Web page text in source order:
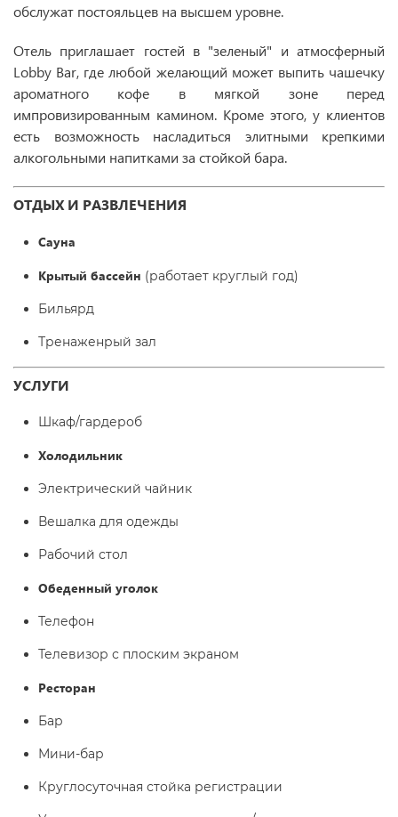
обслужат постояльцев на высшем уровне.
Отель приглашает гостей в "зеленый" и атмосферный
Lobby Bar, где любой желающий может выпить чашечку
ароматного кофе в мягкой зоне перед
импровизированным камином. Кроме этого, у клиентов
есть возможность насладиться элитными крепкими
алкогольными напитками за стойкой бара.
ОТДЫХ И РАЗВЛЕЧЕНИЯ
Сауна
Крытый бассейн (работает круглый год)
Бильярд
Тренаженрый зал
УСЛУГИ
Шкаф/гардероб
Холодильник
Электрический чайник
Вешалка для одежды
Рабочий стол
Обеденный уголок
Телефон
Телевизор с плоским экраном
Ресторан
Бар
Мини-бар
Круглосуточная стойка регистрации